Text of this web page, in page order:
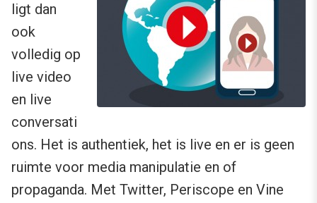
ligt dan
ook
volledig op
live video
en live
conversati
ons. Het is authentiek, het is live en er is geen
ruimte voor media manipulatie en of
propaganda. Met Twitter, Periscope en Vine